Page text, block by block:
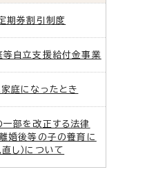
期券割引制度
等自立支援給付金事業
庭になったとき
一部を改正する法律
離婚後等の子の養育に
し）について